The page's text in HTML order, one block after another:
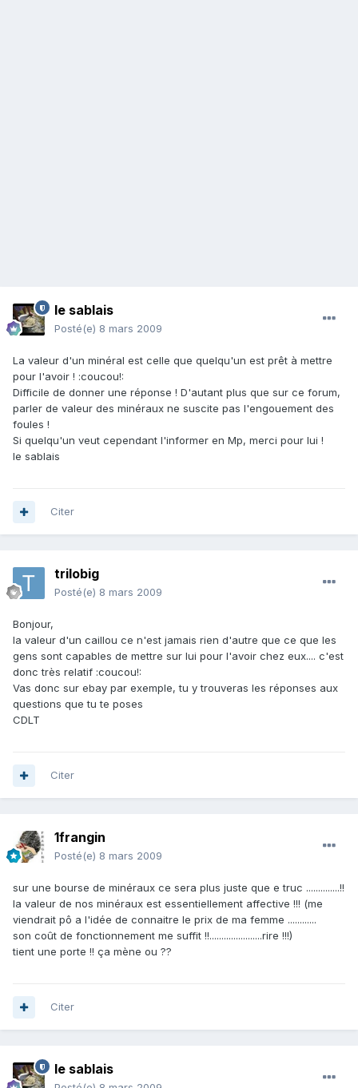
le sablais
Posté(e) 8 mars 2009
La valeur d'un minéral est celle que quelqu'un est prêt à mettre
pour l'avoir ! :coucou!:
Difficile de donner une réponse ! D'autant plus que sur ce forum,
parler de valeur des minéraux ne suscite pas l'engouement des
foules !
Si quelqu'un veut cependant l'informer en Mp, merci pour lui !
le sablais
Citer
trilobig
Posté(e) 8 mars 2009
Bonjour,
la valeur d'un caillou ce n'est jamais rien d'autre que ce que les
gens sont capables de mettre sur lui pour l'avoir chez eux.... c'est
donc très relatif :coucou!:
Vas donc sur ebay par exemple, tu y trouveras les réponses aux
questions que tu te poses
CDLT
Citer
1frangin
Posté(e) 8 mars 2009
sur une bourse de minéraux ce sera plus juste que e truc ..............!!
la valeur de nos minéraux est essentiellement affective !!! (me
viendrait pô a l'idée de connaitre le prix de ma femme ............
son coût de fonctionnement me suffit !!......................rire !!!)
tient une porte !! ça mène ou ??
Citer
le sablais